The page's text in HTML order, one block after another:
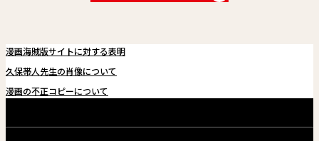
漫画海賊版サイトに対する表明
久保帯人先生の肖像について
漫画の不正コピーについて